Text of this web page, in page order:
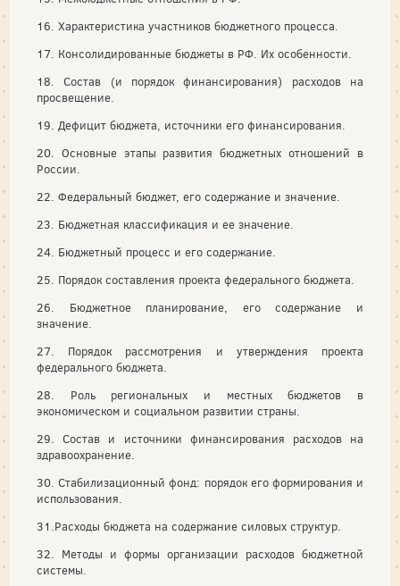
16. Характеристика участников бюджетного процесса.
17. Консолидированные бюджеты в РФ. Их особенности.
18. Состав (и порядок финансирования) расходов на
просвещение.
19. Дефицит бюджета, источники его финансирования.
20. Основные этапы развития бюджетных отношений в
России.
22. Федеральный бюджет, его содержание и значение.
23. Бюджетная классификация и ее значение.
24. Бюджетный процесс и его содержание.
25. Порядок составления проекта федерального бюджета.
26. Бюджетное планирование, его содержание и
значение.
27. Порядок рассмотрения и утверждения проекта
федерального бюджета.
28. Роль региональных и местных бюджетов в
экономическом и социальном развитии страны.
29. Состав и источники финансирования расходов на
здравоохранение.
30. Стабилизационный фонд: порядок его формирования и
использования.
31.Расходы бюджета на содержание силовых структур.
32. Методы и формы организации расходов бюджетной
системы.